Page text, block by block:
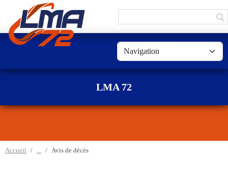
LMA 72
Accueil Avis de décès
Panneau de gestion des cookies